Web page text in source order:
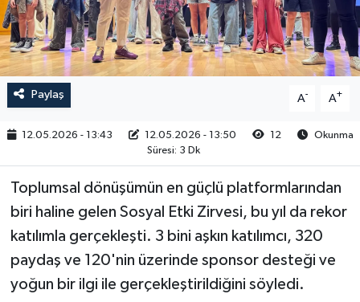
Paylaş A- A+
12.05.2026 - 13:43 12.05.2026 - 13:50 12
Okunma
Süresi: 3 Dk
Toplumsal dönüşümün en güçlü platformlarından
biri haline gelen Sosyal Etki Zirvesi, bu yıl da rekor
katılımla gerçekleşti. 3 bini aşkın katılımcı, 320
paydaş ve 120'nin üzerinde sponsor desteği ve
yoğun bir ilgi ile gerçekleştirildiğini söyledi.
RESMİ İLAN